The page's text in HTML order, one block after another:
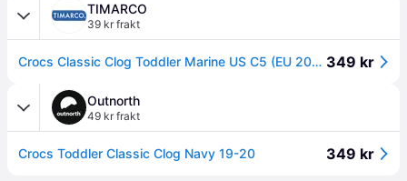
TIMARCO
39 kr frakt
Crocs Classic Clog Toddler Marine US C5 (EU 20-21) Barn 349 kr
Outnorth
49 kr frakt
Crocs Toddler Classic Clog Navy 19-20 349 kr